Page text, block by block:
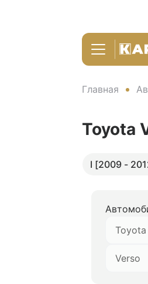
Главная
Toyota
I [2009 -
Toyota
Verso